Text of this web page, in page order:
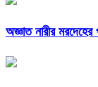
অজ্ঞাত নারীর